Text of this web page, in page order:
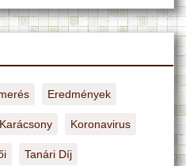
Eredmények
Karácsony Koronavirus
Tanári Díj